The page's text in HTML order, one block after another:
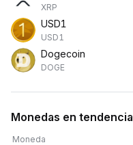
XRP
USD1
USD1
Dogecoin
DOGE
Monedas en tendencia
Moneda